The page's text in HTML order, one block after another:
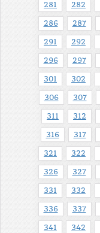
281 282
286 287
291 292
296 297
301 302
306 307
311 312
316 317
321 322
326 327
331 332
336 337
341 342